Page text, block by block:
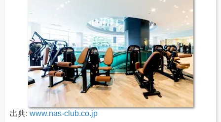
出典: www.nas-club.co.jp